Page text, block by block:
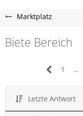
Marktplatz
Biete Bereich
1 …
Letzte Antwort